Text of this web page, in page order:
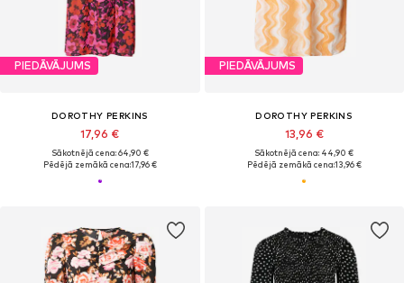
PIEDĀVĀJUMS
DOROTHY PERKINS
17,96 €
Sākotnējā cena: 64,90 €
Pēdējā zemākā cena:17,96 €
PIEDĀVĀJUMS
DOROTHY PERKINS
13,96 €
Sākotnējā cena: 44,90 €
Pēdējā zemākā cena:13,96 €